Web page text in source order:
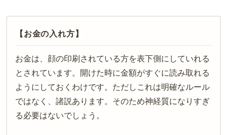
【お金の入れ方】
お金は、顔の印刷されている方を表下側にしていれる
とされています。開けた時に金額がすぐに読み取れる
ようにしておくわけです。ただしこれは明確なルール
ではなく、諸説あります。そのため神経質になりすぎ
る必要はないでしょう。